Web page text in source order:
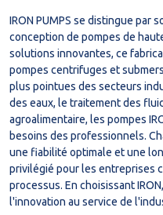
IRON PUMPS se distingue par
conception de pompes de
solutions innovantes, ce
pompes centrifuges et
plus pointues des secteurs
des eaux, le traitement des
agroalimentaire, les pompes
besoins des professionnels.
une fiabilité optimale et une
privilégié pour les entreprises
processus. En choisissant
l'innovation au service de